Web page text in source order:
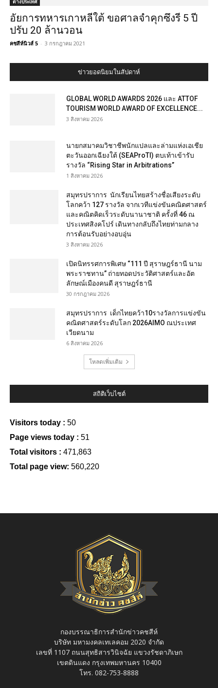
ต่างประเทศ
อัยการทหารเกาหลีใต้ ขอศาลจำคุกซึงรี 5 ปี
ปรับ 20 ล้านวอน
คชสีห์นิวส์ 5 - 3 กรกฎาคม 2021
ข่าวยอดนิยมในสัปดาห์
GLOBAL WORLD AWARDS 2026 และ ATTOF
TOURISM WORLD AWARD OF EXCELLENCE...
3 สิงหาคม 2026
นายกสมาคมวิชาชีพนักแปลและล่ามแห่งเอเชีย
ตะวันออกเฉียงใต้ (SEAProTI) ตบเท้าเข้ารับ
รางวัล “Rising Star in Arbitrations”
1 สิงหาคม 2026
สมุทรปราการ นักเรียนไทยสร้างชื่อเสียงระดับ
โลกคว้า 127 รางวัล จากเวทีแข่งขันคณิตศาสตร์
และคณิตคิดเร็วระดับนานาชาติ ครั้งที่ 46 ณ
ประเทศสิงคโปร์ เดินทางกลับถึงไทยท่ามกลาง
การต้อนรับอย่างอบอุ่น
3 สิงหาคม 2026
เปิดนิทรรศการพิเศษ “111 ปี สุราษฎร์ธานี นาม
พระราชทาน” ถ่ายทอดประวัติศาสตร์และอัต
ลักษณ์เมืองคนดี สุราษฎร์ธานี
30 กรกฎาคม 2026
สมุทรปราการ เด็กไทยคว้า10รางวัลการแข่งขัน
คณิตศาสตร์ระดับโลก 2026AIMO ณประเทศ
เวียดนาม
6 สิงหาคม 2026
โหลดเพิ่มเติม
สถิติเว็บไซต์
Visitors today : 50
Page views today : 51
Total visitors : 471,863
Total page view: 560,220
กองบรรณาธิการสำนักข่าวคชสีห์
บริษัท มหามงคลเทเลคอม 2020 จำกัด
เลขที่ 1107 ถนนสุทธิสารวินิจฉัย แขวงรัชดาภิเษก
เขตดินแดง กรุงเทพมหานคร 10400
โทร. 082-753-8888